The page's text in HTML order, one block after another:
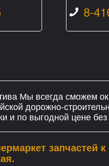
8-
Мы всегда сможем
дорожно-
и по выгодной цене
запчастей